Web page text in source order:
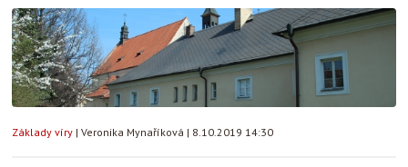
Základy víry | Veronika Mynaříková | 8.10.2019 14:30